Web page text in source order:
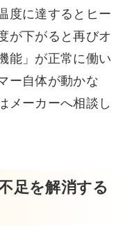
度に達するとヒー
が下がると再びオ
能」が正常に働い
ー自体が動かな
メーカーへ相談し
足を解消する